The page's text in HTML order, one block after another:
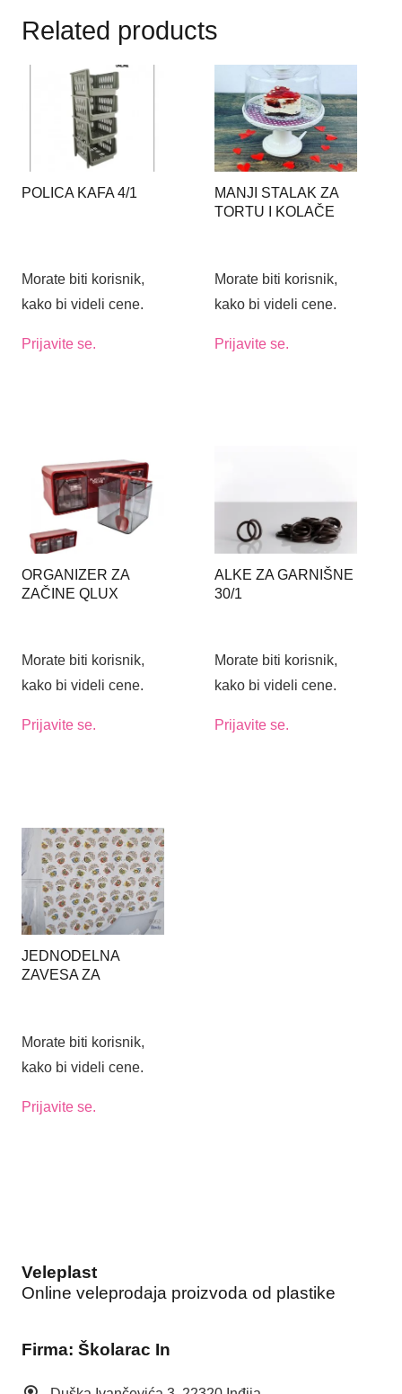
Related products
POLICA KAFA 4/1
Morate biti korisnik,
kako bi videli cene.
Prijavite se.
MANJI STALAK ZA
TORTU I KOLAČE
Morate biti korisnik,
kako bi videli cene.
Prijavite se.
ORGANIZER ZA
ZAČINE QLUX
Morate biti korisnik,
kako bi videli cene.
Prijavite se.
ALKE ZA GARNIŠNE
30/1
Morate biti korisnik,
kako bi videli cene.
Prijavite se.
JEDNODELNA
ZAVESA ZA
Morate biti korisnik,
kako bi videli cene.
Prijavite se.
Veleplast
Online veleprodaja proizvoda od plastike
Firma: Školarac In